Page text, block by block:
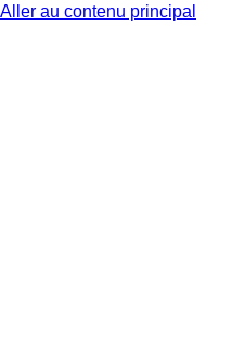
Aller au contenu principal